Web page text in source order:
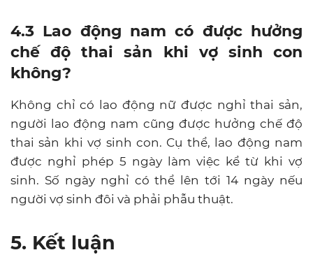
4.3 Lao động nam có được hưởng
chế độ thai sản khi vợ sinh con
không?
Không chỉ có lao động nữ được nghỉ thai sản,
người lao động nam cũng được hưởng chế độ
thai sản khi vợ sinh con. Cụ thể, lao động nam
được nghỉ phép 5 ngày làm việc kể từ khi vợ
sinh. Số ngày nghỉ có thể lên tới 14 ngày nếu
người vợ sinh đôi và phải phẫu thuật.
5. Kết luận